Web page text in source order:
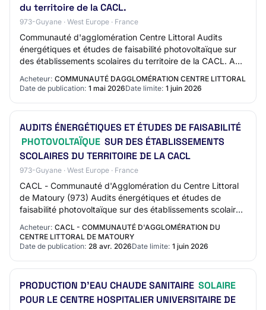
du territoire de la CACL.
973-Guyane · West Europe · France
Communauté d'agglomération Centre Littoral Audits
énergétiques et études de faisabilité photovoltaïque sur
des établissements scolaires du territoire de la CACL. AO-
2619-2958 973 - CA DU CENTRE LITTO…
Acheteur: COMMUNAUTÉ DAGGLOMÉRATION CENTRE LITTORAL
Date de publication: 1 mai 2026Date limite: 1 juin 2026
AUDITS ÉNERGÉTIQUES ET ÉTUDES DE FAISABILITÉ
PHOTOVOLTAÏQUE SUR DES ÉTABLISSEMENTS
SCOLAIRES DU TERRITOIRE DE LA CACL
973-Guyane · West Europe · France
CACL - Communauté d'Agglomération du Centre Littoral
de Matoury (973) Audits énergétiques et études de
faisabilité photovoltaïque sur des établissements scolaires
du territoire de la CACL Référence C…
Acheteur: CACL - COMMUNAUTÉ D'AGGLOMÉRATION DU
CENTRE LITTORAL DE MATOURY
Date de publication: 28 avr. 2026Date limite: 1 juin 2026
PRODUCTION D'EAU CHAUDE SANITAIRE SOLAIRE
POUR LE CENTRE HOSPITALIER UNIVERSITAIRE DE